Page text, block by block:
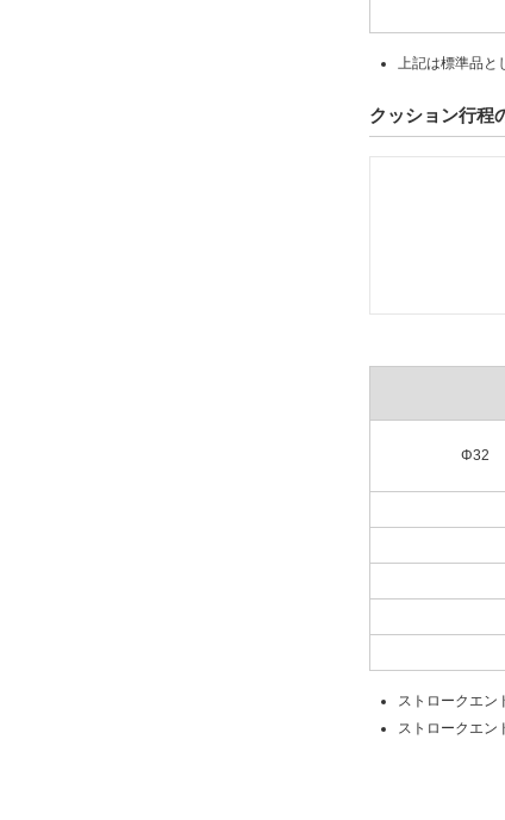
上記は標準品と
クッション行程
Φ32
ストロークエン
ストロークエン